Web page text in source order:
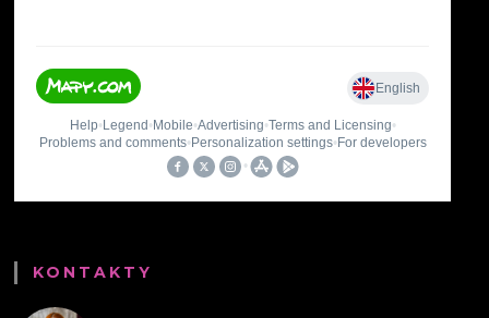
KONTAKTY